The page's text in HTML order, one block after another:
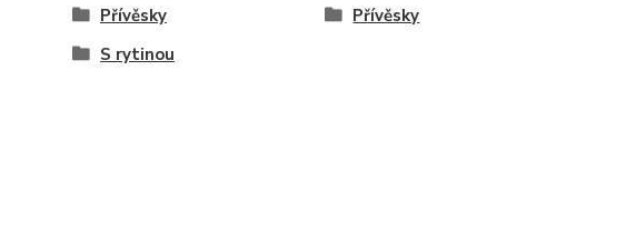
Přívěsky
Přívěsky
S rytinou